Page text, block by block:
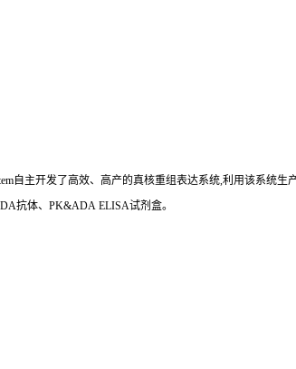
自主开发了高效、高产的真核重组表达系统,利用该系统
抗体、PK&ADA ELISA试剂盒。